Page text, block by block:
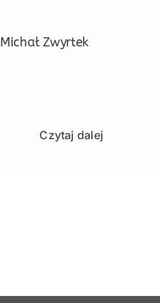
Michał Zwyrtek
Czytaj dalej